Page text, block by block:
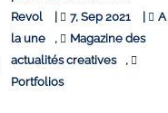
Revol
| 7, Sep 2021 |
A
la une
,
Magazine des
actualités creatives
,
Portfolios